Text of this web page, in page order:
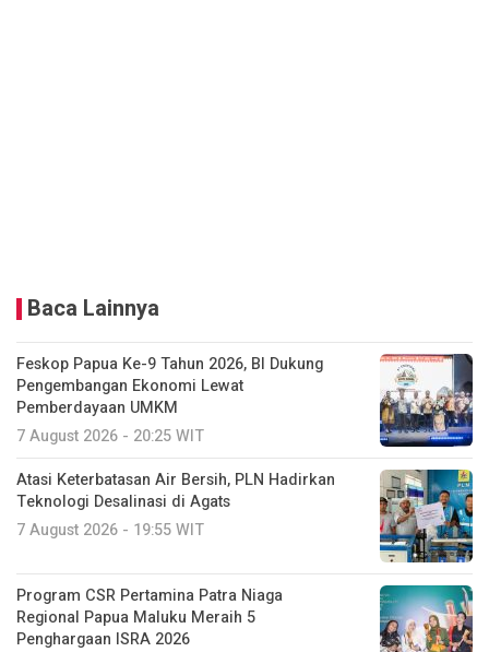
Baca Lainnya
Feskop Papua Ke-9 Tahun 2026, BI Dukung
Pengembangan Ekonomi Lewat
Pemberdayaan UMKM
7 August 2026 - 20:25 WIT
Atasi Keterbatasan Air Bersih, PLN Hadirkan
Teknologi Desalinasi di Agats
7 August 2026 - 19:55 WIT
Program CSR Pertamina Patra Niaga
Regional Papua Maluku Meraih 5
Penghargaan ISRA 2026